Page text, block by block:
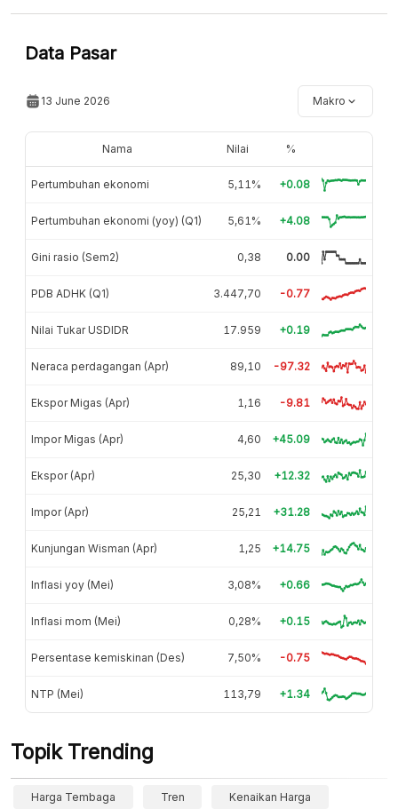
Data Pasar
13 June 2026 Makro
Nama Nilai %
Pertumbuhan ekonomi 5,11% +0.08
Pertumbuhan ekonomi (yoy) (Q1) 5,61% +4.08
Gini rasio (Sem2) 0,38 0.00
PDB ADHK (Q1) 3.447,70 -0.77
Nilai Tukar USDIDR 17.959 +0.19
Neraca perdagangan (Apr) 89,10 -97.32
Ekspor Migas (Apr) 1,16 -9.81
Impor Migas (Apr) 4,60 +45.09
Ekspor (Apr) 25,30 +12.32
Impor (Apr) 25,21 +31.28
Kunjungan Wisman (Apr) 1,25 +14.75
Inflasi yoy (Mei) 3,08% +0.66
Inflasi mom (Mei) 0,28% +0.15
Persentase kemiskinan (Des) 7,50% -0.75
NTP (Mei) 113,79 +1.34
Topik Trending
Harga Tembaga Tren Kenaikan Harga